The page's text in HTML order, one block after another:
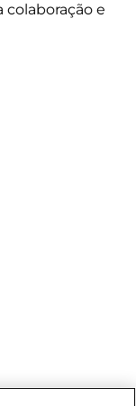
colaboração e